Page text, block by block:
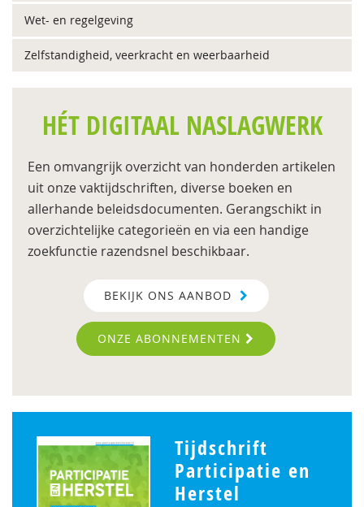
Wet- en regelgeving
Zelfstandigheid, veerkracht en weerbaarheid
HÉT DIGITAAL NASLAGWERK
Een omvangrijk overzicht van honderden artikelen
uit onze vaktijdschriften, diverse boeken en
allerhande beleidsdocumenten. Gerangschikt in
overzichtelijke categorieën en via een handige
zoekfunctie razendsnel beschikbaar.
BEKIJK ONS AANBOD
ONZE ABONNEMENTEN
Tijdschrift
Participatie en
Herstel